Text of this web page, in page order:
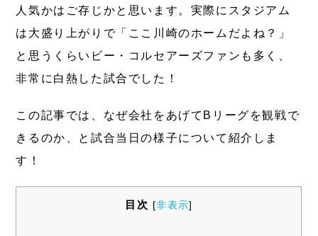
人気かはご存じかと思います。実際にスタジアム
は大盛り上がりで「ここ川崎のホームだよね？」
と思うくらいビー・コルセアーズファンも多く、
非常に白熱した試合でした！
この記事では、なぜ会社をあげてBリーグを観戦で
きるのか、と試合当日の様子について紹介しま
す！
目次 [非表示]